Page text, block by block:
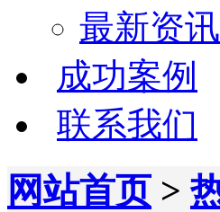
最新资讯
成功案例
联系我们
网站首页>